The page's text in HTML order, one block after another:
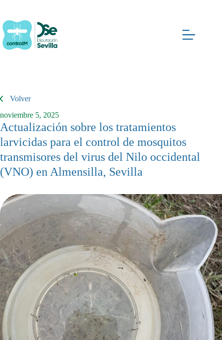
contenido
Volver
noviembre 5, 2025
Actualización sobre los tratamientos
larvicidas para el control de mosquitos
transmisores del virus del Nilo occidental
(VNO) en Almensilla, Sevilla